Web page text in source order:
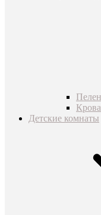
Детские комнаты